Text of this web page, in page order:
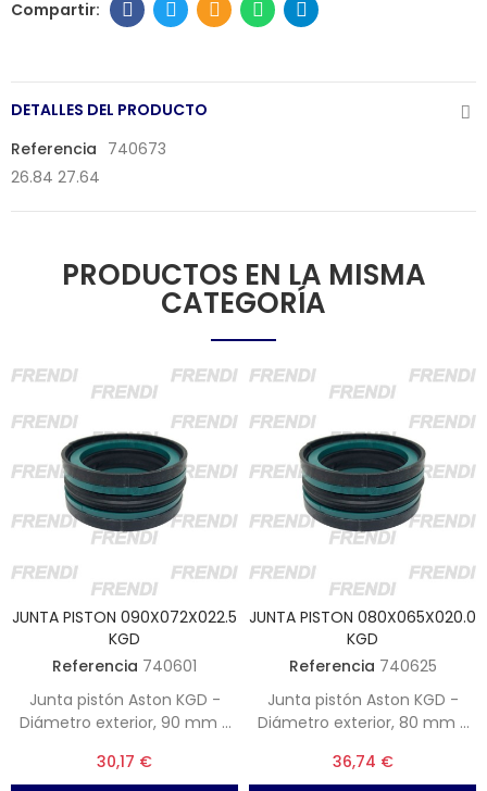
DETALLES DEL PRODUCTO
Referencia 740673
26.84 27.64
PRODUCTOS EN LA MISMA
CATEGORÍA
JUNTA PISTON 090X072X022.5
KGD
Referencia 740601
Junta pistón Aston KGD -
Diámetro exterior, 90 mm -
Altura central, 22.5 mm
30,17 €
JUNTA PISTON 080X065X020.0
KGD
Referencia 740625
Junta pistón Aston KGD -
Diámetro exterior, 80 mm -
Altura central, 20 mm
36,74 €